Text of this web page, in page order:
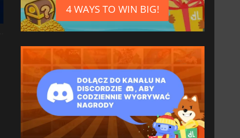
6.77€
Total War WARHAMMER 3
15.48
Lies Of P
4 WAYS TO WIN BIG!